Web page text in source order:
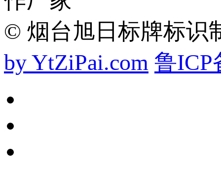
© 烟台旭日标牌标识
by YtZiPai.com 鲁ICP